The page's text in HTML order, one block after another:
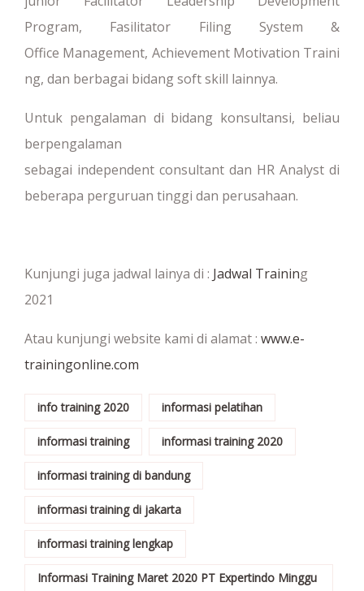
Program, Fasilitator Filing System &
Office Management, Achievement Motivation Traini
ng, dan berbagai bidang soft skill lainnya.
Untuk pengalaman di bidang konsultansi, beliau
berpengalaman
sebagai independent consultant dan HR Analyst di
beberapa perguruan tinggi dan perusahaan.
Kunjungi juga jadwal lainya di : Jadwal Training
2021
Atau kunjungi website kami di alamat : www.e-
trainingonline.com
info training 2020 informasi pelatihan
informasi training informasi training 2020
informasi training di bandung
informasi training di jakarta
informasi training lengkap
Informasi Training Maret 2020 PT Expertindo Minggu